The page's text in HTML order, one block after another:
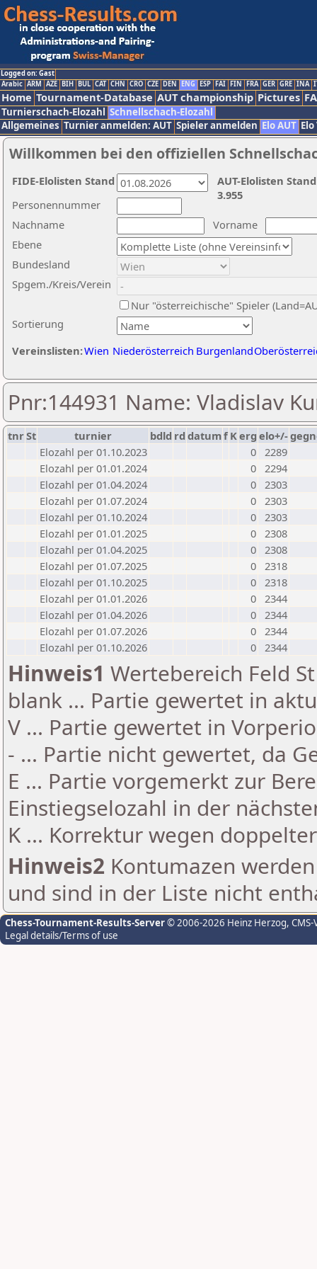
Logged on: Gast
Arabic ARM AZE BIH BUL CAT CHN CRO CZE DEN ENG ESP FAI FIN FRA GER GRE INA
Home Tournament-Database AUT championship Pictures
Turnierschach-Elozahl Schnellschach-Elozahl
Allgemeines Turnier anmelden: AUT Spieler anmelden Elo AUT
Willkommen bei den offiziellen
Nachname
Vorname
Ebene
Sortierung
Personennummer
Bundesland
Spgem./Kreis/Verein
Nur "österreichische" Spieler
Vereinslisten:Wien Niederösterreich Burgenland
AUT-Elolisten
3.955
FIDE-Elolisten Stand
Pnr:144931 Name: Vladislav
tnrSt turnier bdld rd datumf Kerg elo+/-
Elozahl per 01.10.2023
0 2289
Elozahl per 01.01.2024
0 2294
Elozahl per 01.04.2024
0 2303
Elozahl per 01.07.2024
0 2303
Elozahl per 01.10.2024
0 2303
Elozahl per 01.01.2025
0 2308
Elozahl per 01.04.2025
0 2308
Elozahl per 01.07.2025
0 2318
Elozahl per 01.10.2025
0 2318
Elozahl per 01.01.2026
0 2344
Elozahl per 01.04.2026
0 2344
Elozahl per 01.07.2026
0 2344
Elozahl per 01.10.2026
0 2344
Hinweis1 Wertebereich Feld
blank ... Partie gewertet in
V ... Partie gewertet in
- ... Partie nicht gewertet, da
E ... Partie vorgemerkt zur
Einstiegselozahl in der
K ... Korrektur wegen
Hinweis2 Kontumazen
und sind in der Liste nicht
Chess-Tournament-Results-Server© 2006-2026 Heinz Herzog,
Legal details/Terms of use